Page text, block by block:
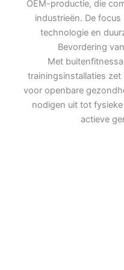
OEM-productie, die
industrieën. De
technologie en
Bevordering
Met
trainingsinstallaties
voor openbare
nodigen uit tot
actieve